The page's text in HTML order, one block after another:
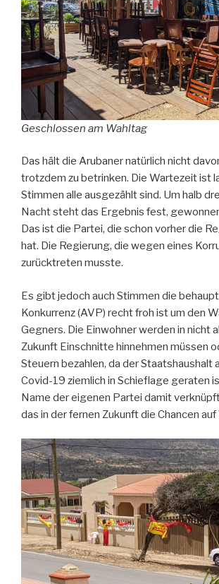
Geschlossen am Wahltag
Das hält die Arubaner natürlich nicht
trotzdem zu betrinken. Die Wartezeit ist
Stimmen alle ausgezählt sind. Um halb
Nacht steht das Ergebnis fest,
Das ist die Partei, die schon vorher die
hat. Die Regierung, die wegen eines
zurücktreten musste.
Es gibt jedoch auch Stimmen die
Konkurrenz (AVP) recht froh ist um den
Gegners. Die Einwohner werden in nicht
Zukunft Einschnitte hinnehmen müssen
Steuern bezahlen, da der Staatshaushalt
Covid-19 ziemlich in Schieflage geraten
Name der eigenen Partei damit
das in der fernen Zukunft die Chancen